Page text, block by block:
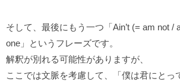
そして、最後にもう一つ「Ain’t (= am not /
one」というフレーズです。
解釈が別れる可能性がありますが、
ここでは文脈を考慮して、「僕は君にとっ